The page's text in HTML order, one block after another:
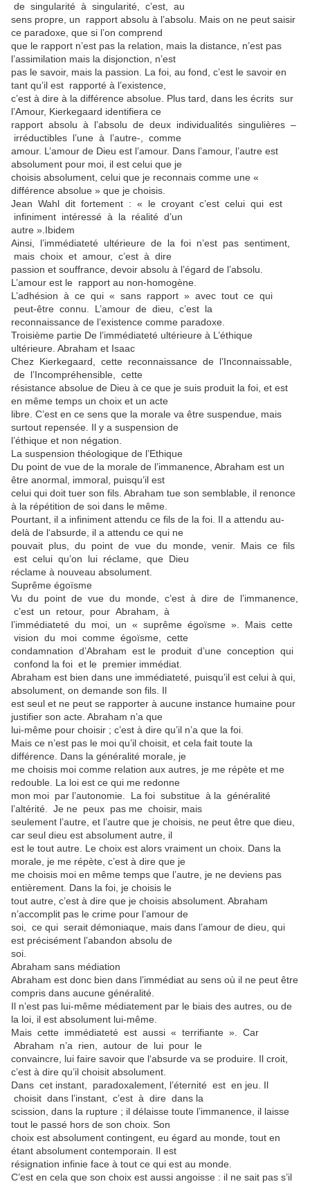
de singularité à singularité, c’est, au
sens propre, un rapport absolu à l’absolu. Mais on ne peut saisir
ce paradoxe, que si l’on comprend
que le rapport n’est pas la relation, mais la distance, n’est pas
l’assimilation mais la disjonction, n’est
pas le savoir, mais la passion. La foi, au fond, c’est le savoir en
tant qu’il est rapporté à l’existence,
c’est à dire à la différence absolue. Plus tard, dans les écrits sur
l’Amour, Kierkegaard identifiera ce
rapport absolu à l’absolu de deux individualités singulières –
irréductibles l’une à l’autre-, comme
amour. L’amour de Dieu est l’amour. Dans l’amour, l’autre est
absolument pour moi, il est celui que je
choisis absolument, celui que je reconnais comme une «
différence absolue » que je choisis.
Jean Wahl dit fortement : « le croyant c’est celui qui est
infiniment intéressé à la réalité d’un
autre ».Ibidem
Ainsi, l’immédiateté ultérieure de la foi n’est pas sentiment,
mais choix et amour, c’est à dire
passion et souffrance, devoir absolu à l’égard de l’absolu.
L’amour est le rapport au non-homogène.
L’adhésion à ce qui « sans rapport » avec tout ce qui
peut-être connu. L’amour de dieu, c’est la
reconnaissance de l’existence comme paradoxe.
Troisième partie De l’immédiateté ultérieure à L’éthique
ultérieure. Abraham et Isaac
Chez Kierkegaard, cette reconnaissance de l’Inconnaissable,
de l’Incompréhensible, cette
résistance absolue de Dieu à ce que je suis produit la foi, et est
en même temps un choix et un acte
libre. C’est en ce sens que la morale va être suspendue, mais
surtout repensée. Il y a suspension de
l’éthique et non négation.
La suspension théologique de l’Ethique
Du point de vue de la morale de l’immanence, Abraham est un
être anormal, immoral, puisqu’il est
celui qui doit tuer son fils. Abraham tue son semblable, il renonce
à la répétition de soi dans le même.
Pourtant, il a infiniment attendu ce fils de la foi. Il a attendu au-
delà de l‘absurde, il a attendu ce qui ne
pouvait plus, du point de vue du monde, venir. Mais ce fils
est celui qu’on lui réclame, que Dieu
réclame à nouveau absolument.
Suprême égoïsme
Vu du point de vue du monde, c’est à dire de l’immanence,
c’est un retour, pour Abraham, à
l’immédiateté du moi, un « suprême égoïsme ». Mais cette
vision du moi comme égoïsme, cette
condamnation d’Abraham est le produit d’une conception qui
confond la foi et le premier immédiat.
Abraham est bien dans une immédiateté, puisqu’il est celui à qui,
absolument, on demande son fils. Il
est seul et ne peut se rapporter à aucune instance humaine pour
justifier son acte. Abraham n’a que
lui-même pour choisir ; c’est à dire qu’il n’a que la foi.
Mais ce n’est pas le moi qu’il choisit, et cela fait toute la
différence. Dans la généralité morale, je
me choisis moi comme relation aux autres, je me répète et me
redouble. La loi est ce qui me redonne
mon moi par l’autonomie. La foi substitue à la généralité
l’altérité. Je ne peux pas me choisir, mais
seulement l’autre, et l’autre que je choisis, ne peut être que dieu,
car seul dieu est absolument autre, il
est le tout autre. Le choix est alors vraiment un choix. Dans la
morale, je me répète, c’est à dire que je
me choisis moi en même temps que l’autre, je ne deviens pas
entièrement. Dans la foi, je choisis le
tout autre, c’est à dire que je choisis absolument. Abraham
n’accomplit pas le crime pour l’amour de
soi, ce qui serait démoniaque, mais dans l’amour de dieu, qui
est précisément l’abandon absolu de
soi.
Abraham sans médiation
Abraham est donc bien dans l’immédiat au sens où il ne peut être
compris dans aucune généralité.
Il n’est pas lui-même médiatement par le biais des autres, ou de
la loi, il est absolument lui-même.
Mais cette immédiateté est aussi « terrifiante ». Car
Abraham n’a rien, autour de lui pour le
convaincre, lui faire savoir que l‘absurde va se produire. Il croit,
c’est à dire qu’il choisit absolument.
Dans cet instant, paradoxalement, l’éternité est en jeu. Il
choisit dans l’instant, c’est à dire dans la
scission, dans la rupture ; il délaisse toute l’immanence, il laisse
tout le passé hors de son choix. Son
choix est absolument contingent, eu égard au monde, tout en
étant absolument contemporain. Il est
résignation infinie face à tout ce qui est au monde.
C’est en cela que son choix est aussi angoisse : il ne sait pas s’il